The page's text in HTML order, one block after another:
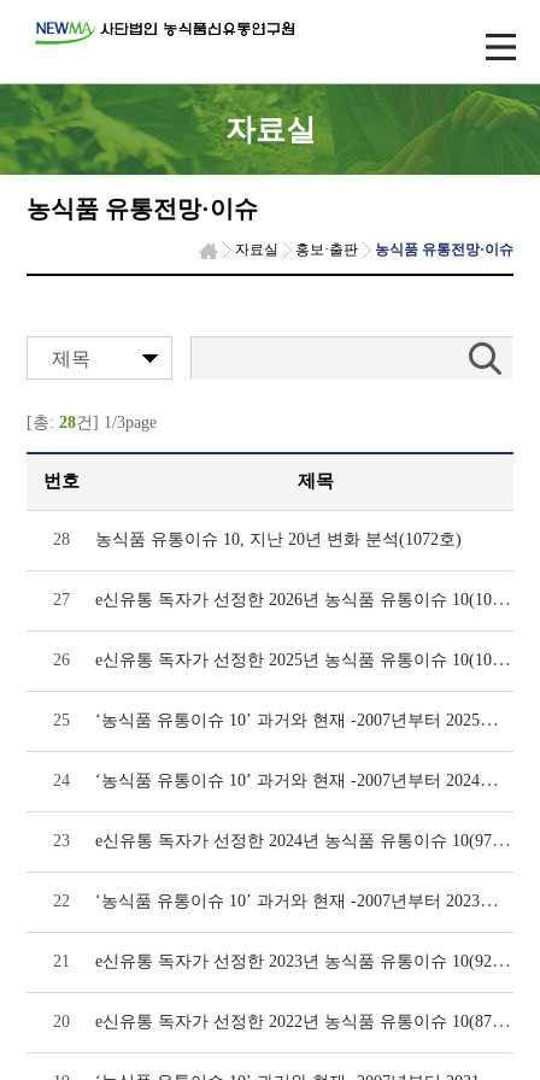
자료실
농식품 유통전망·이슈
자료실 홍보·출판 농식품 유통전망·이슈
제목
[총:28건] 1/3page
번호 제목
28 농식품 유통이슈 10, 지난 20년 변화 분석(1072호)
27 e신유통 독자가 선정한 2026년 농식품 유통이슈 10(1072호)
26 e신유통 독자가 선정한 2025년 농식품 유통이슈 10(1024호)
25 ‘농식품 유통이슈 10’ 과거와 현재 -2007년부터 2025년까지(1024호)
24 ‘농식품 유통이슈 10’ 과거와 현재 -2007년부터 2024년까지(970호)
23 e신유통 독자가 선정한 2024년 농식품 유통이슈 10(970호)
22 ‘농식품 유통이슈 10’ 과거와 현재 -2007년부터 2023년까지(924호)
21 e신유통 독자가 선정한 2023년 농식품 유통이슈 10(924호)
20 e신유통 독자가 선정한 2022년 농식품 유통이슈 10(874호)